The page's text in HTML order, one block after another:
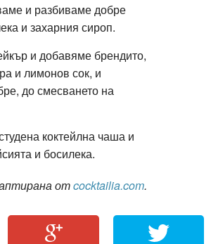
и разбиваме добре
и захарния сироп.
и добавяме брендито,
и лимонов сок, и
до смесването на
коктейлна чаша и
и босилека.
отcocktailia.com.